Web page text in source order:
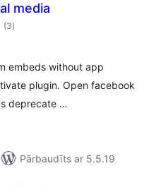
media
(3vērtējumu
kopsumma
)
embeds without app
plugin. Open facebook
deprecate …
Pārbaudīts ar 5.5.19